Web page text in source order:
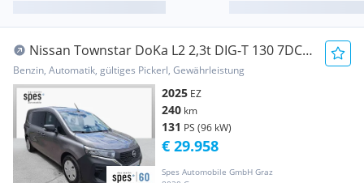
Nissan Townstar DoKa L2 2,3t DIG-T 130 7DCT
Transporter / Kastenwagen
Benzin, Automatik, gültiges Pickerl, Gewährleistung
2025 EZ
240 km
131 PS (96 kW)
Spes Automobile GmbH Graz
€ 29.958